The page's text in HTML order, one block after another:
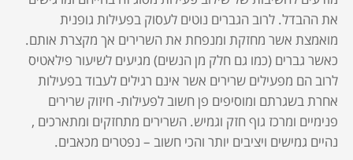
את ההבדל. לרוב הגברים נוטים לעסוק בפעילות גופנית
מואמצת אשר מחזקת ומנפחת את השרירים אך מקצרת אותם.
כאשר גברים (כמו גם חלק מן הנשים) מגיעים לשיעור פילאטיס
לרוב הם מפעילים שרירים אשר אינם רגילים לעבוד בפעילות
אחרת בשגרתם ומוסיפים פן חשוב לפעילות- חיזוק שרירים
פנימיים ומרכז גוף חזק וגמיש. השרירים מתחזקים ומתארכים ,
נהיים גמישים ויציבים יותר והכי חשוב – נפטרים מכאבים.